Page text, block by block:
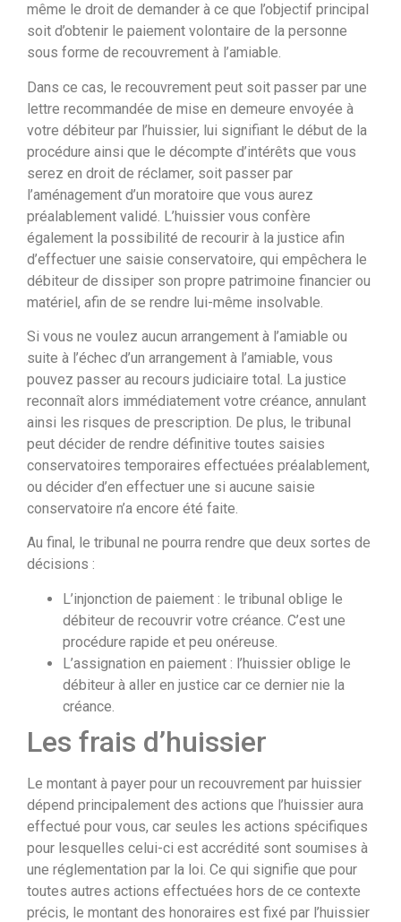
même le droit de demander à ce que l’objectif principal
soit d’obtenir le paiement volontaire de la personne
sous forme de recouvrement à l’amiable.
Dans ce cas, le recouvrement peut soit passer par une
lettre recommandée de mise en demeure envoyée à
votre débiteur par l’huissier, lui signifiant le début de la
procédure ainsi que le décompte d’intérêts que vous
serez en droit de réclamer, soit passer par
l’aménagement d’un moratoire que vous aurez
préalablement validé. L’huissier vous confère
également la possibilité de recourir à la justice afin
d’effectuer une saisie conservatoire, qui empêchera le
débiteur de dissiper son propre patrimoine financier ou
matériel, afin de se rendre lui-même insolvable.
Si vous ne voulez aucun arrangement à l’amiable ou
suite à l’échec d’un arrangement à l’amiable, vous
pouvez passer au recours judiciaire total. La justice
reconnaît alors immédiatement votre créance, annulant
ainsi les risques de prescription. De plus, le tribunal
peut décider de rendre définitive toutes saisies
conservatoires temporaires effectuées préalablement,
ou décider d’en effectuer une si aucune saisie
conservatoire n’a encore été faite.
Au final, le tribunal ne pourra rendre que deux sortes de
décisions :
L’injonction de paiement : le tribunal oblige le
débiteur de recouvrir votre créance. C’est une
procédure rapide et peu onéreuse.
L’assignation en paiement : l’huissier oblige le
débiteur à aller en justice car ce dernier nie la
créance.
Les frais d’huissier
Le montant à payer pour un recouvrement par huissier
dépend principalement des actions que l’huissier aura
effectué pour vous, car seules les actions spécifiques
pour lesquelles celui-ci est accrédité sont soumises à
une réglementation par la loi. Ce qui signifie que pour
toutes autres actions effectuées hors de ce contexte
précis, le montant des honoraires est fixé par l’huissier